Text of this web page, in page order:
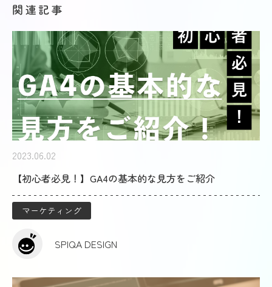
関連記事
2023.06.02
【初心者必見！】GA4の基本的な見方をご紹介
マーケティング
SPIQA DESIGN